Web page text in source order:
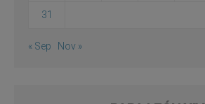
31
« Sep Nov »